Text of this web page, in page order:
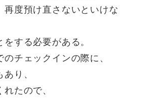
再度預け直さないといけな
する必要がある。
チェックインの際に、
り、
たので、